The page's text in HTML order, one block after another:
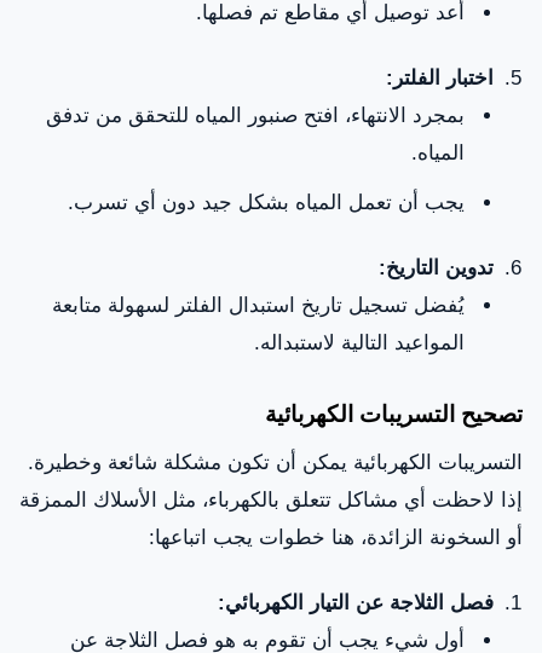
أعد توصيل أي مقاطع تم فصلها.
اختبار الفلتر:
بمجرد الانتهاء، افتح صنبور المياه للتحقق من تدفق
المياه.
يجب أن تعمل المياه بشكل جيد دون أي تسرب.
تدوين التاريخ:
يُفضل تسجيل تاريخ استبدال الفلتر لسهولة متابعة
المواعيد التالية لاستبداله.
تصحيح التسريبات الكهربائية
التسريبات الكهربائية يمكن أن تكون مشكلة شائعة وخطيرة.
إذا لاحظت أي مشاكل تتعلق بالكهرباء، مثل الأسلاك الممزقة
أو السخونة الزائدة، هنا خطوات يجب اتباعها:
فصل الثلاجة عن التيار الكهربائي:
أول شيء يجب أن تقوم به هو فصل الثلاجة عن